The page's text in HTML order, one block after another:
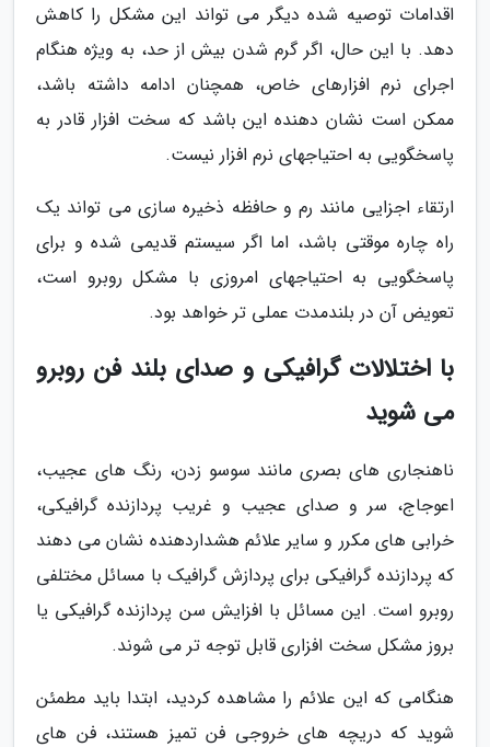
اقدامات توصیه شده دیگر می تواند این مشکل را کاهش
دهد. با این حال، اگر گرم شدن بیش از حد، به ویژه هنگام
اجرای نرم افزارهای خاص، همچنان ادامه داشته باشد،
ممکن است نشان دهنده این باشد که سخت افزار قادر به
پاسخگویی به احتیاجهای نرم افزار نیست.
ارتقاء اجزایی مانند رم و حافظه ذخیره سازی می تواند یک
راه چاره موقتی باشد، اما اگر سیستم قدیمی شده و برای
پاسخگویی به احتیاجهای امروزی با مشکل روبرو است،
تعویض آن در بلندمدت عملی تر خواهد بود.
با اختلالات گرافیکی و صدای بلند فن روبرو
می شوید
ناهنجاری های بصری مانند سوسو زدن، رنگ های عجیب،
اعوجاج، سر و صدای عجیب و غریب پردازنده گرافیکی،
خرابی های مکرر و سایر علائم هشداردهنده نشان می دهند
که پردازنده گرافیکی برای پردازش گرافیک با مسائل مختلفی
روبرو است. این مسائل با افزایش سن پردازنده گرافیکی یا
بروز مشکل سخت افزاری قابل توجه تر می شوند.
هنگامی که این علائم را مشاهده کردید، ابتدا باید مطمئن
شوید که دریچه های خروجی فن تمیز هستند، فن های